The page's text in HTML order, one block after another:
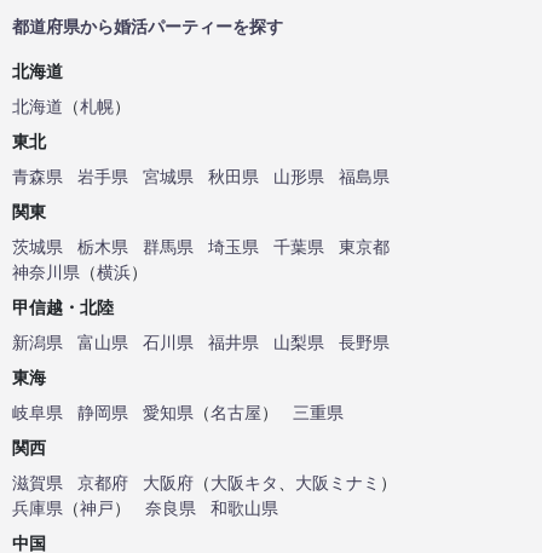
都道府県から婚活パーティーを探す
北海道
北海道 （札幌）
東北
青森県
岩手県 宮城県 秋田県 山形県
福島県
関東
茨城県
栃木県 群馬県 埼玉県 千葉県
東京都
神奈川県 （横浜）
甲信越・北陸
新潟県
富山県 石川県 福井県 山梨県
長野県
東海
岐阜県
静岡県 愛知県 （名古屋）
三重県
関西
滋賀県
京都府 大阪府 （大阪キタ 大阪ミナミ ）
兵庫県 （神戸） 奈良県
和歌山県
中国